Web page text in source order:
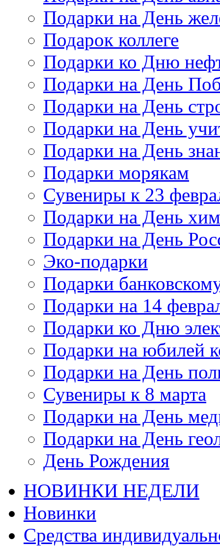
Подарки на День
Подарок коллеге
Подарки ко Дню
Подарки на День
Подарки на День
Подарки на День
Подарки на День
Подарки морякам
Сувениры к 23
Подарки на День
Подарки на День
Эко-подарки
Подарки
Подарки на 14
Подарки ко Дню
Подарки на юбилей
Подарки на День
Сувениры к 8 марта
Подарки на День
Подарки на День
День Рождения
НОВИНКИ НЕДЕЛИ
Новинки
Средства